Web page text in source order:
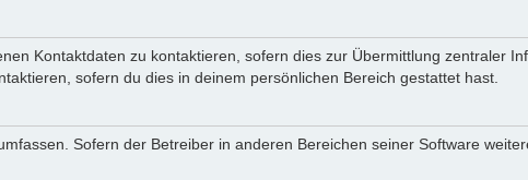
Kontaktdaten zu kontaktieren, sofern dies zur Übermittlung zentraler
sofern du dies in deinem persönlichen Bereich gestattet hast.
Sofern der Betreiber in anderen Bereichen seiner Software